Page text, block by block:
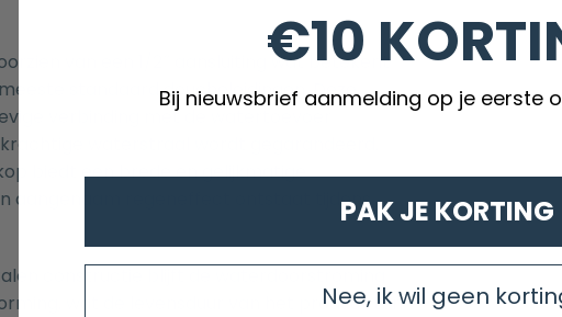
van een 1/2″ aansluiting wat betekent
standaard doucheleidingen. Deze
verbinding met de watertoevoer
waterstraal wordt gegarandeerd.
biedt een brede en gelijkmatige
aangenaam regeneffect ontstaat tijdens
constructie blijft de waterdoorstroming
wat de levensduur van het product ten
€10
Bij nieuwsbrief aanmelding op je eerste
PAK JE KORTING
Nee, ik wil geen